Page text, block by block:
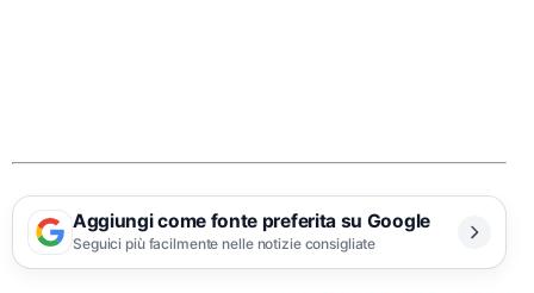
Aggiungi come fonte preferita su Google
Seguici più facilmente nelle notizie consigliate